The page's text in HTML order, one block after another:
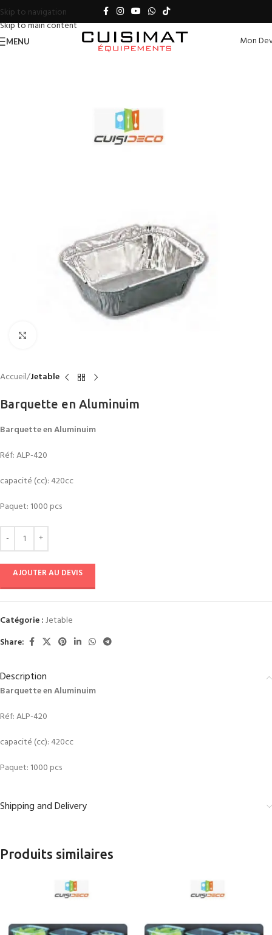
Skip to navigation
Skip to main content
MENU Mon
Accueil Jetable
Barquette en Aluminuim
Barquette en Aluminuim
Réf: ALP-420
capacité (cc): 420cc
Paquet: 1000 pcs
AJOUTER AU DEVIS
Catégorie :Jetable
Share:
Description
Barquette en Aluminuim
Réf: ALP-420
capacité (cc): 420cc
Paquet: 1000 pcs
Shipping and Delivery
Produits similaires